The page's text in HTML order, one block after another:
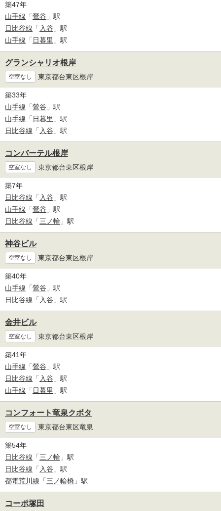
築47年
山手線 「鶯谷 」駅
日比谷線 「 入谷 」駅
山手線 「 日暮里 」駅
グランシャリオ根岸
空室なし 東京都台東区根岸
築33年
山手線 「鶯谷 」駅
山手線 「 日暮里 」駅
日比谷線 「 入谷 」駅
コンバーテル根岸
空室なし 東京都台東区根岸
築7年
日比谷線 「 入谷 」駅
山手線 「鶯谷 」駅
日比谷線 「三ノ輪 」駅
神谷ビル
空室なし 東京都台東区根岸
築40年
山手線 「鶯谷 」駅
日比谷線 「 入谷 」駅
金井ビル
空室なし 東京都台東区根岸
築41年
山手線 「鶯谷 」駅
日比谷線 「 入谷 」駅
山手線 「 日暮里 」駅
コンフォート竜泉クボタ
空室なし 東京都台東区竜泉
築54年
日比谷線 「三ノ輪 」駅
日比谷線 「 入谷 」駅
都電荒川線 「三ノ輪橋 」駅
コーポ塚田